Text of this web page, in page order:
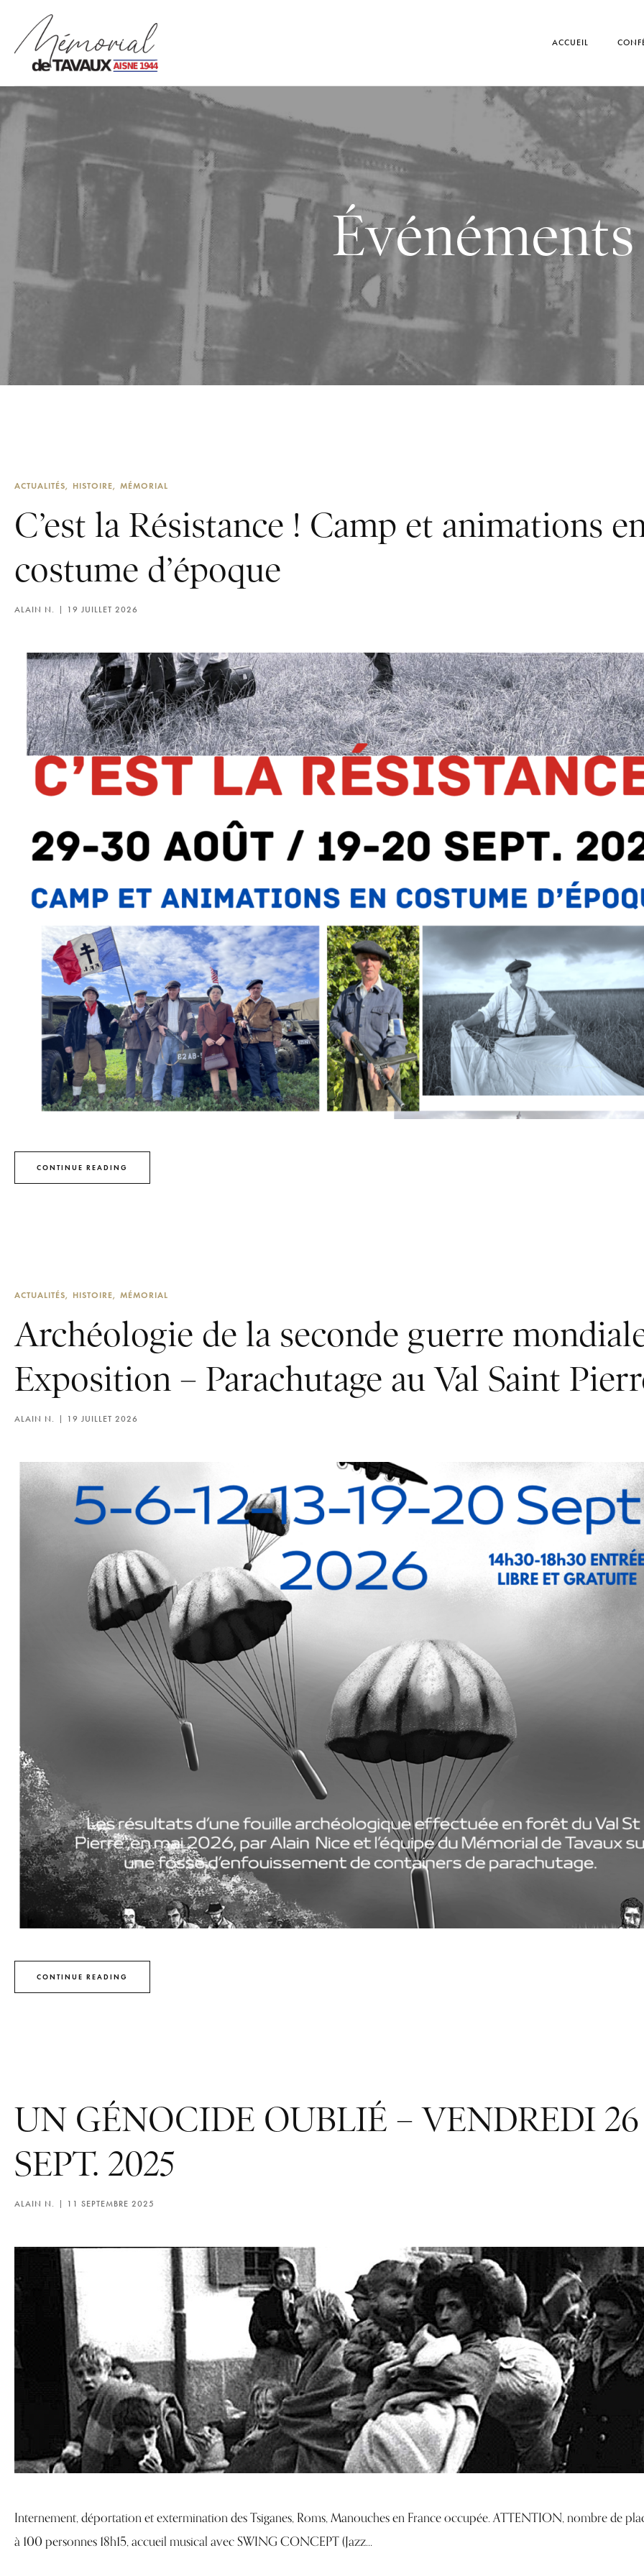
ACCUEIL
Événéments
ACTUALITÉS HISTOIRE MÉMORIAL
C’est la Résistance ! Camp et animations
costume d’époque
ALAIN N. 19 JUILLET 2026
CONTINUE READING
ACTUALITÉS HISTOIRE MÉMORIAL
Archéologie de la seconde guerre
Exposition – Parachutage au Val Saint
ALAIN N. 19 JUILLET 2026
CONTINUE READING
UN GÉNOCIDE OUBLIÉ – VENDREDI 26
SEPT. 2025
ALAIN N. 11 SEPTEMBRE 2025
Internement, déportation et extermination des Tsiganes, Roms, Manouches en France occupée. ATTENTION, nombre de
à 100 personnes 18h15, accueil musical avec SWING CONCEPT (Jazz...